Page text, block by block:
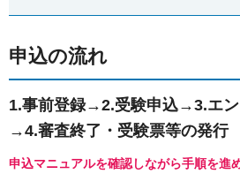
申込の流れ
1.事前登録→2.受験申込→3.エ
→4.審査終了・受験票等の発行
申込マニュアルを確認しながら手順を進